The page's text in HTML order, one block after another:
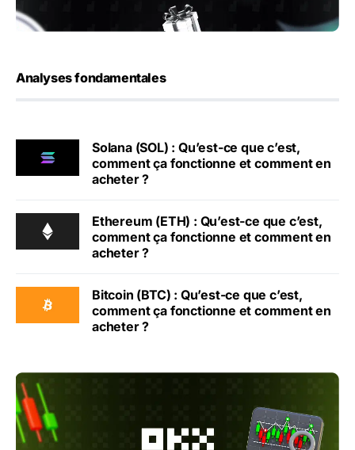
Analyses fondamentales
Solana (SOL) : Qu’est-ce que c’est,
comment ça fonctionne et comment en
acheter ?
Ethereum (ETH) : Qu’est-ce que c’est,
comment ça fonctionne et comment en
acheter ?
Bitcoin (BTC) : Qu’est-ce que c’est,
comment ça fonctionne et comment en
acheter ?